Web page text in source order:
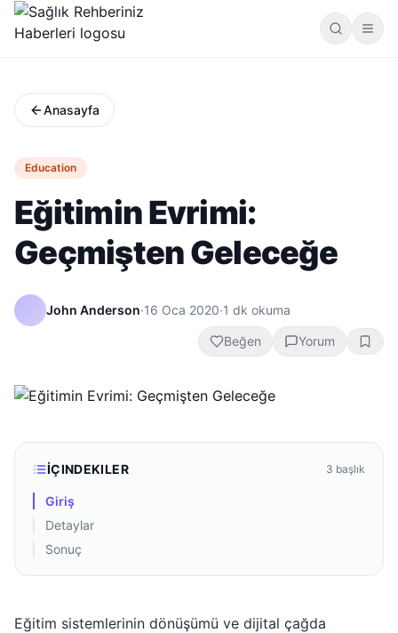
Anasayfa
Education
Eğitimin Evrimi:
Geçmişten Geleceğe
John Anderson·16 Oca 2020·1 dk okuma
Beğen Yorum
İÇINDEKILER 3 başlık
Giriş
Detaylar
Sonuç
Eğitim sistemlerinin dönüşümü ve dijital çağda